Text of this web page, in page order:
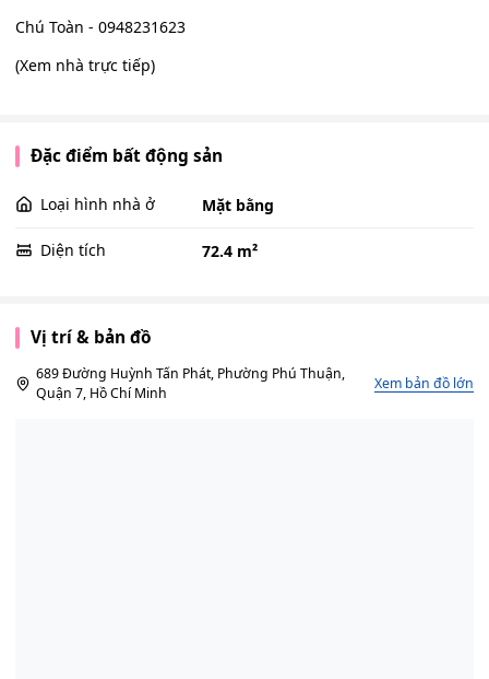
Chú Toàn - 0948231623
(Xem nhà trực tiếp)
Đặc điểm bất động sản
Loại hình nhà ở Mặt bằng
Diện tích 72.4 m²
Vị trí & bản đồ
689 Đường Huỳnh Tấn Phát, Phường Phú Thuận,
Quận 7, Hồ Chí Minh
Xem bản đồ lớn